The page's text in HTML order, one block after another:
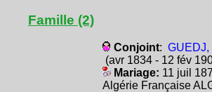
Famille (2)
Conjoint: GUEDJ,
(avr 1834 - 12 fév
Mariage: 11 juil
Algérie Française